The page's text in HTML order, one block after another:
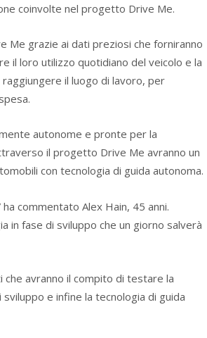
coinvolte nel progetto Drive Me.
Me grazie ai dati preziosi che forniranno
il loro utilizzo quotidiano del veicolo e la
il luogo di lavoro, per
autonome e pronte per la
il progetto Drive Me avranno un
con tecnologia di guida autonoma.
commentato Alex Hain, 45 anni.
in fase di sviluppo che un giorno salverà
avranno il compito di testare la
e infine la tecnologia di guida